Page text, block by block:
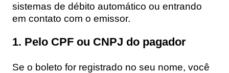
sistemas de débito automático ou entrando
em contato com o emissor.
1. Pelo CPF ou CNPJ do pagador
Se o boleto for registrado no seu nome, você